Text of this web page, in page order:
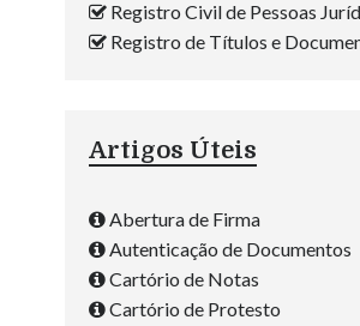
Registro Civil de Pessoas
Registro de Títulos e
Artigos Úteis
Abertura de Firma
Autenticação de Documentos
Cartório de Notas
Cartório de Protesto